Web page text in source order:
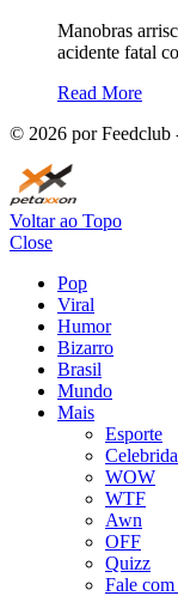
Manobras
acidente fatal
Read More
© 2026 por Feedclub
Voltar ao Topo
Close
Pop
Viral
Humor
Bizarro
Brasil
Mundo
Mais
Esporte
WOW
WTF
Awn
OFF
Quizz
Fale com